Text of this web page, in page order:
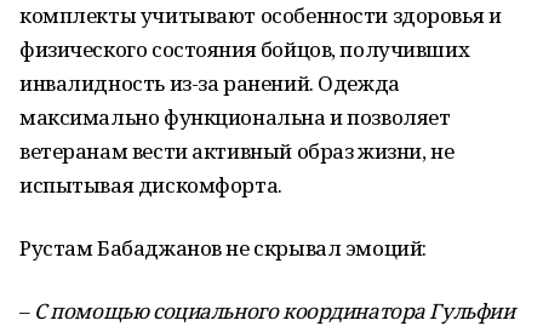
комплекты учитывают особенности здоровья и
физического состояния бойцов, получивших
инвалидность из-за ранений. Одежда
максимально функциональна и позволяет
ветеранам вести активный образ жизни, не
испытывая дискомфорта.
Рустам Бабаджанов не скрывал эмоций:
– С помощью социального координатора Гульфии